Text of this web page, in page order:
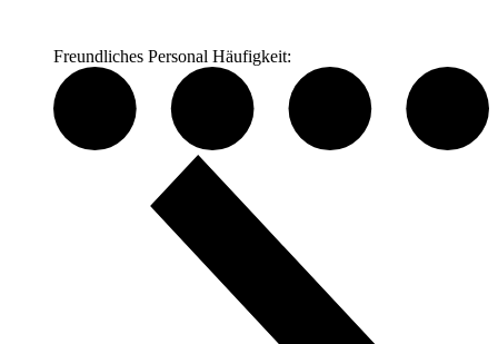
Freundliches Personal Häufigkeit: